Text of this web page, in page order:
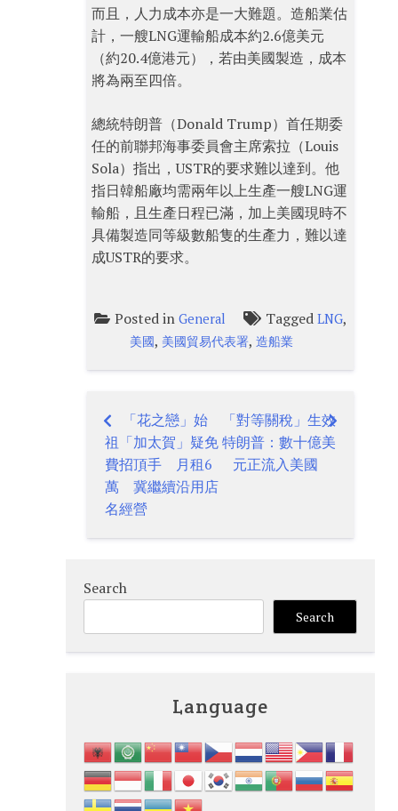
而且，人力成本亦是一大難題。造船業估
計，一艘LNG運輸船成本約2.6億美元
（約20.4億港元），若由美國製造，成本
將為兩至四倍。
總統特朗普（Donald Trump）首任期委
任的前聯邦海事委員會主席索拉（Louis
Sola）指出，USTR的要求難以達到。他
指日韓船廠均需兩年以上生產一艘LNG運
輸船，且生產日程已滿，加上美國現時不
具備製造同等級數船隻的生產力，難以達
成USTR的要求。
Posted in General Tagged LNG,
美國, 美國貿易代表署,造船業
Post
navigation
「花之戀」始
祖「加太賀」疑免
費招頂手 月租6
萬 冀繼續沿用店
名經營
「對等關稅」生效
特朗普：數十億美
元正流入美國
Search
Search
Language